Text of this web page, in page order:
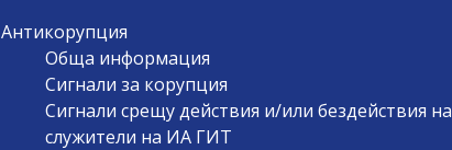
Антикорупция
Обща информация
Сигнали за корупция
Сигнали срещу действия и/или бездействия на
служители на ИА ГИТ